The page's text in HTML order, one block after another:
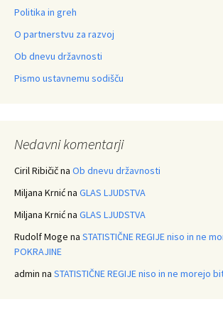
Politika in greh
O partnerstvu za razvoj
Ob dnevu državnosti
Pismo ustavnemu sodišču
Nedavni komentarji
Ciril Ribičična Ob dnevu državnosti
Miljana Krnićna GLAS LJUDSTVA
Miljana Krnićna GLAS LJUDSTVA
Rudolf Moge na STATISTIČNE REGIJE niso in ne
POKRAJINE
admin na STATISTIČNE REGIJE niso in ne morejo